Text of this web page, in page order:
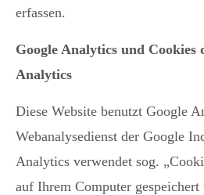
erfassen.
Google Analytics und Cookies
Analytics
Diese Website benutzt Google
Webanalysedienst der Google
Analytics verwendet sog.
auf Ihrem Computer gespeichert